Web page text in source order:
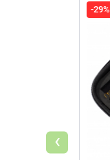
-29%
‹